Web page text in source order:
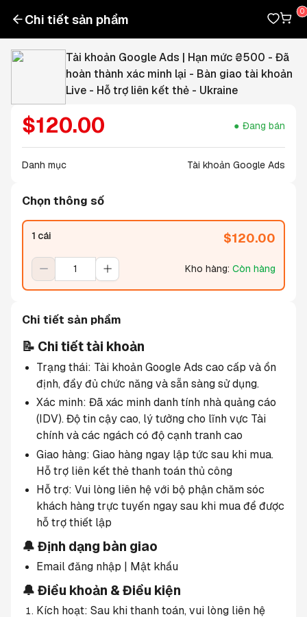
Chi tiết sản phẩm
Tài khoản Google Ads | Hạn mức ₴500 - Đã
hoàn thành xác minh lại - Bàn giao tài khoản
Live - Hỗ trợ liên kết thẻ - Ukraine
$120.00 Đang bán
Danh mục Tài khoản Google Ads
Chọn thông số
1 cái $120.00
Kho hàng: Còn hàng
Chi tiết sản phẩm
📝 Chi tiết tài khoản
Trạng thái: Tài khoản Google Ads cao cấp và ổn
định, đầy đủ chức năng và sẵn sàng sử dụng.
Xác minh: Đã xác minh danh tính nhà quảng cáo
(IDV). Độ tin cậy cao, lý tưởng cho lĩnh vực Tài
chính và các ngách có độ cạnh tranh cao
Giao hàng: Giao hàng ngay lập tức sau khi mua.
Hỗ trợ liên kết thẻ thanh toán thủ công
Hỗ trợ: Vui lòng liên hệ với bộ phận chăm sóc
khách hàng trực tuyến ngay sau khi mua để được
hỗ trợ thiết lập
🔔 Định dạng bàn giao
Email đăng nhập | Mật khẩu
🔔 Điều khoản & Điều kiện
Kích hoạt: Sau khi thanh toán, vui lòng liên hệ